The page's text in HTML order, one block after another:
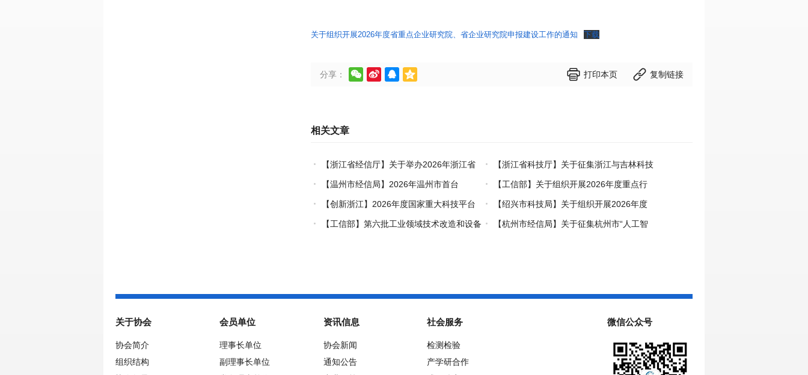
关于组织开展2026年度省重点企业研究院、省企业研究院申报建设工作的通知 下载
分享：      打印本页  复制链接
相关文章
【浙江省经信厅】关于举办2026年浙江省
工业设计技术职业技能竞赛的通知
【浙江省科技厅】关于征集浙江与吉林科技
创新对口合作事项的通知
【温州市经信局】2026年温州市首台
（套）装备认定工作启动
【工信部】关于组织开展2026年度重点行
业能效、碳效领跑者企业推荐工作的通知
【创新浙江】2026年度国家重大科技平台
国际开放合作基础研究专项（试点）项目指南
【绍兴市科技局】关于组织开展2026年度
市级概念验证中心申报工作的通知
【工信部】第六批工业领域技术改造和设备
【杭州市经信局】关于征集杭州市“人工智
关于协会
协会简介
组织结构
会员单位
理事长单位
副理事长单位
资讯信息
协会新闻
通知公告
社会服务
检测检验
产学研合作
微信公众号